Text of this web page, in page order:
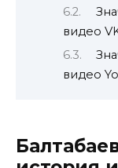
видео
видео